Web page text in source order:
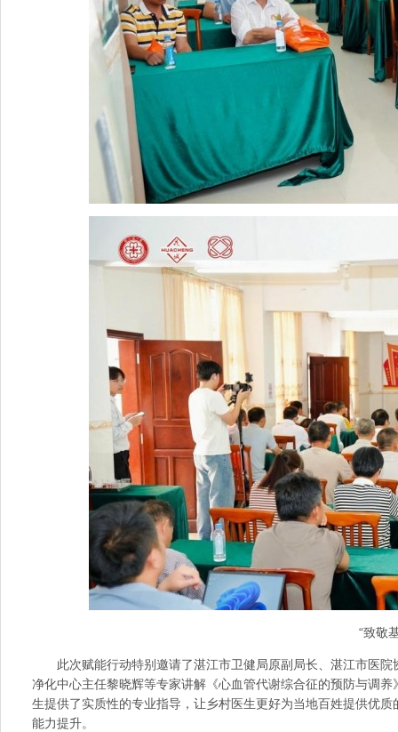
“致敬
此次赋能行动特别邀请了湛江市卫健局原副局长、湛江市医
净化中心主任黎晓辉等专家讲解《心血管代谢综合征的预防与调
生提供了实质性的专业指导，让乡村医生更好为当地百姓提供优
能力提升。